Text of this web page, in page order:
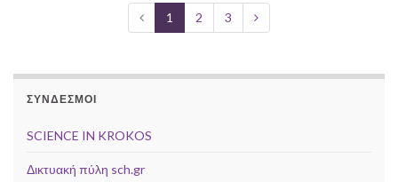
1 2 3
ΣΎΝΔΕΣΜΟΙ
SCIENCE IN KROKOS
Δικτυακή πύλη sch.gr